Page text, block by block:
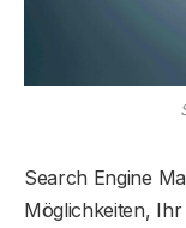
Search Engine
Möglichkeiten,